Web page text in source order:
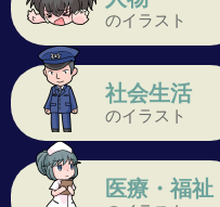
のイラスト
社会生活
のイラスト
医療・福祉